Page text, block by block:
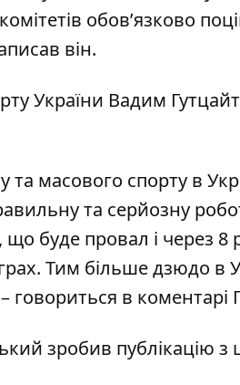
обов’язково
він.
України Вадим
масового спорту в
та серйозну
буде провал і через 8
Тим більше дзюдо в
в коментарі
зробив публікацію з